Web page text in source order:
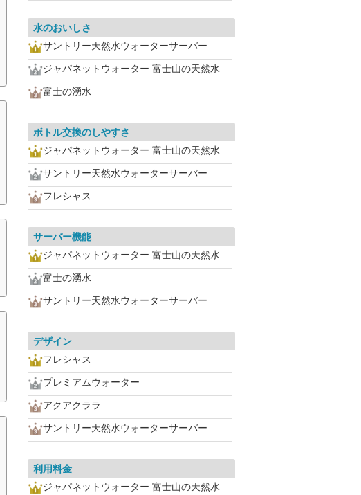
水のおいしさ
サントリー天然水ウォーターサーバー
ジャパネットウォーター 富士山の天然水
富士の湧水
ボトル交換のしやすさ
ジャパネットウォーター 富士山の天然水
サントリー天然水ウォーターサーバー
フレシャス
サーバー機能
ジャパネットウォーター 富士山の天然水
富士の湧水
サントリー天然水ウォーターサーバー
デザイン
フレシャス
プレミアムウォーター
アクアクララ
サントリー天然水ウォーターサーバー
利用料金
ジャパネットウォーター 富士山の天然水